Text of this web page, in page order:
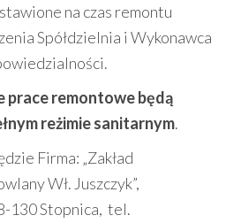
na czas remontu
Spółdzielnia i Wykonawca
prace remontowe będą
reżimie sanitarnym.
Firma: „Zakład
Wł. Juszczyk”,
130 Stopnica, tel.